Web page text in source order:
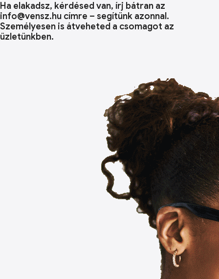
Ha elakadsz, kérdésed van, írj bátran az
info@vensz.hu címre – segítünk azonnal.
Személyesen is átveheted a csomagot az
üzletünkben.